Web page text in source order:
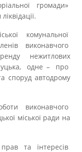
громади»
комунальної
виконавчого
нежитлових
одне – про
споруд автодрому
виконавчого
міської ради на
та інтересів